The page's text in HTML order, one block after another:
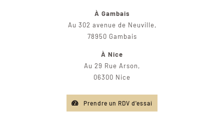
À Gambais
Au 302 avenue de Neuville,
78950 Gambais
À Nice
Au 29 Rue Arson,
06300 Nice
Prendre un RDV d'essai